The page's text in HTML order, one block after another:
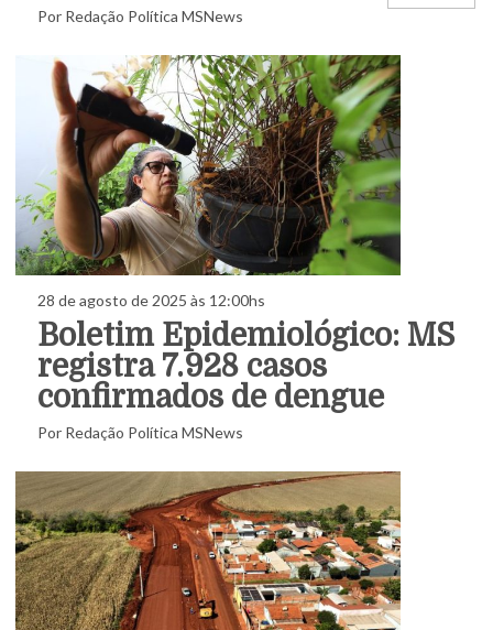
Por Redação Política MSNews
28 de agosto de 2025 às 12:00hs
Boletim Epidemiológico: MS
registra 7.928 casos
confirmados de dengue
Por Redação Política MSNews